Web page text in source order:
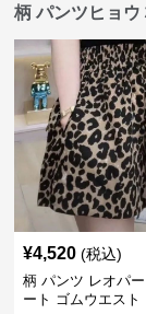
柄 パンツヒョ
¥4,520 (税込)
柄 パンツ レオパ
ート ゴムウエスト